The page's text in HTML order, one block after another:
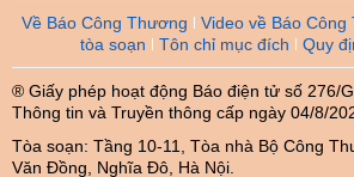
Về Báo Công Thương Video về Báo Công
tòa soạn
Tôn chỉ mục đích Quy
® Giấy phép hoạt động Báo điện tử số 276/
Thông tin và Truyền thông cấp ngày 04/8/
Tòa soạn: Tầng 10-11, Tòa nhà Bộ Công
Văn Đồng, Nghĩa Đô, Hà Nội.